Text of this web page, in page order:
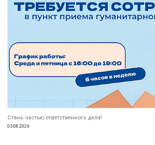
Стань частью ответственного дела!
03.08.2026